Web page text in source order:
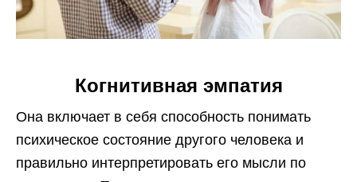
Когнитивная эмпатия
Она включает в себя способность понимать
психическое состояние другого человека и
правильно интерпретировать его мысли по